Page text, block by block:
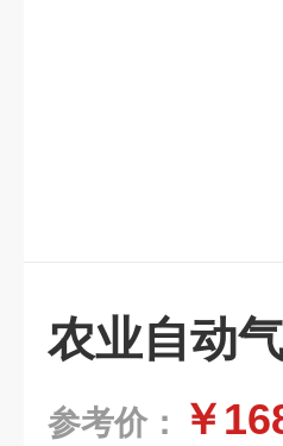
农业自动
参考价： ￥